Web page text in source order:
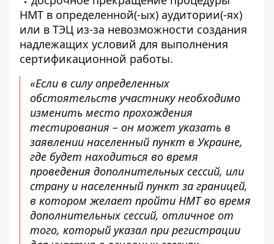
НМТ в определенной(-ых) аудитории(-ях)
или в ТЭЦ из-за невозможности создания
надлежащих условий для выполнения
сертификационной работы.
«Если в силу определенных
обстоятельств участнику необходимо
изменить место прохождения
тестирования – он может указать в
заявлении населенный пункт в Украине,
где будет находиться во время
проведения дополнительных сессий, или
страну и населенный пункт за границей,
в котором желает пройти НМТ во время
дополнительных сессий, отличное от
того, который указал при регистрации